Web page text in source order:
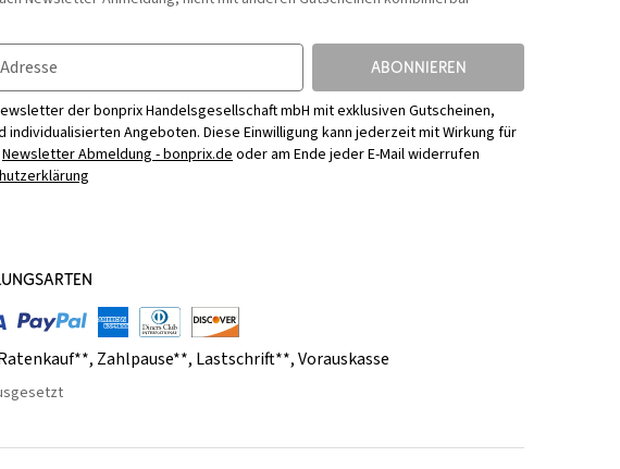
ABONNIEREN
der bonprix Handelsgesellschaft mbH mit exklusiven Gutscheinen,
individualisierten Angeboten. Diese Einwilligung kann jederzeit mit Wirkung für
Newsletter Abmeldung - bonprix.deoder am Ende jeder E-Mail widerrufen
, Zahlpause**, Lastschrift**,Vorauskasse